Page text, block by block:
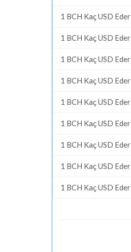
1 BCH Kaç USD Eder
1 BCH Kaç USD Eder
1 BCH Kaç USD Eder
1 BCH Kaç USD Eder
1 BCH Kaç USD Eder
1 BCH Kaç USD Eder
1 BCH Kaç USD Eder
1 BCH Kaç USD Eder
1 BCH Kaç USD Eder